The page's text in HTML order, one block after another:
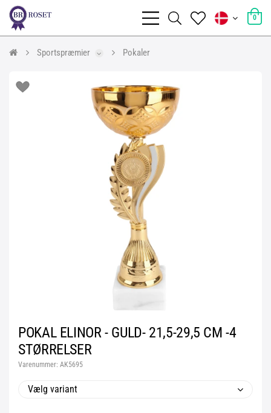
0
Sportspræmier Pokaler
POKAL ELINOR - GULD- 21,5-29,5 CM -4
STØRRELSER
Varenummer: AK5695
Vælg variant